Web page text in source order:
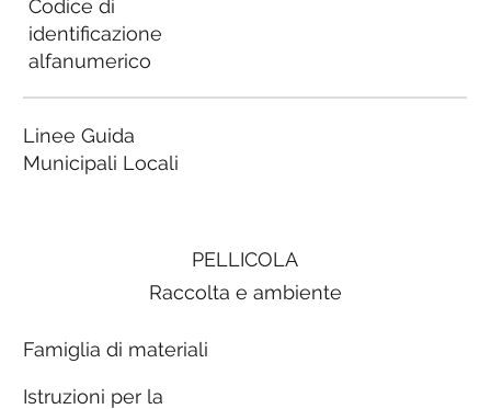
PELLICOLA
Raccolta e ambiente
Famiglia di materiali
Istruzioni per la
Codice di
identificazione
alfanumerico
Linee Guida
Municipali Locali